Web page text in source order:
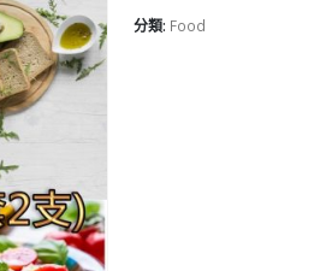
分類: Food